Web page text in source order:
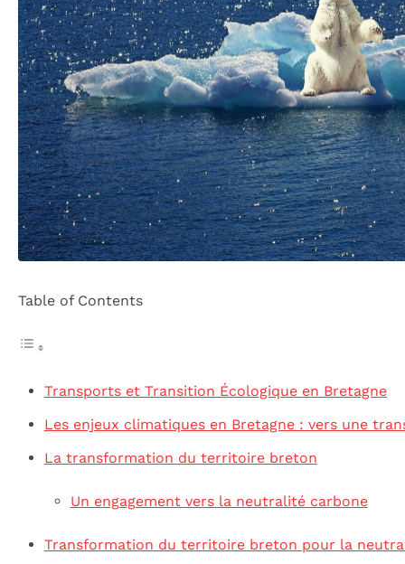
Table of Contents
Transports et Transition Écologique en Bretagne
Les enjeux climatiques en Bretagne : vers une
La transformation du territoire breton
Un engagement vers la neutralité carbone
Transformation du territoire breton pour la